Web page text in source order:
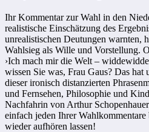
Ihr Kommentar zur Wahl in den
realistische Einschätzung des
unrealistischen Deutungen warnten,
Wahlsieg als Wille und Vorstellung.
›Ich mach mir die Welt –
wissen Sie was, Frau Gaus? Das hat
dieser ironisch distanzierten
und Fernsehen, Philosophie und
Nachfahrin von Arthur
einfach jeden Ihrer
wieder aufhören lassen!